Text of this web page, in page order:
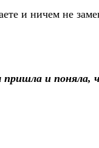
и ничем не
и поняла,